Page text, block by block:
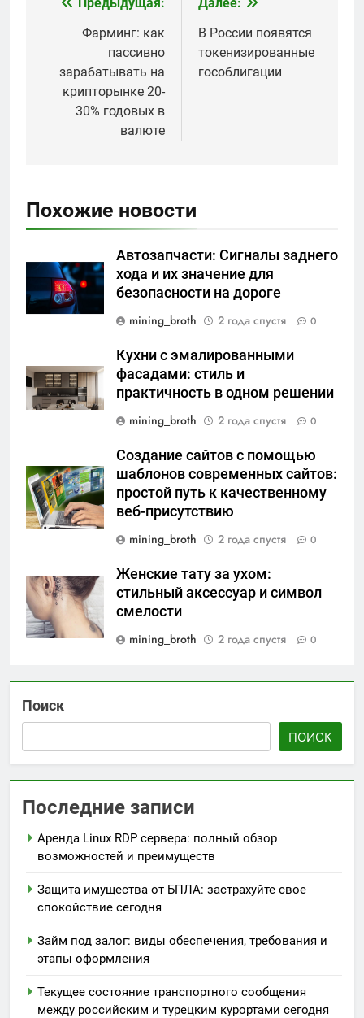
Навигация
записям
Фарминг: как
пассивно
зарабатывать на
крипторынке 20-
30% годовых в
валюте
В России появятся
токенизированные
гособлигации
Похожие новости
Автозапчасти: Сигналы заднего
хода и их значение для
безопасности на дороге
mining_broth
2 года спустя 0
Кухни с эмалированными
фасадами: стиль и
практичность в одном решении
mining_broth
2 года спустя 0
Создание сайтов с помощью
шаблонов современных сайтов:
простой путь к качественному
веб-присутствию
mining_broth
2 года спустя 0
Женские тату за ухом:
стильный аксессуар и символ
смелости
mining_broth
2 года спустя 0
Поиск
ПОИСК
Последние записи
Аренда Linux RDP сервера: полный обзор
возможностей и преимуществ
Защита имущества от БПЛА: застрахуйте свое
спокойствие сегодня
Займ под залог: виды обеспечения, требования и
этапы оформления
Текущее состояние транспортного сообщения
между российским и турецким курортами сегодня